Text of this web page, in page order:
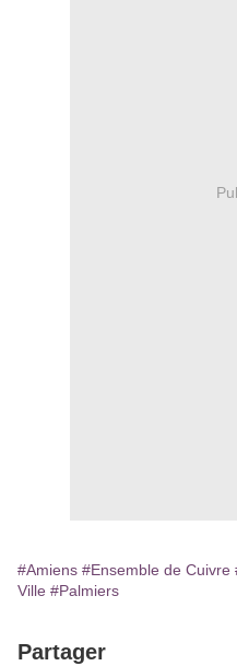
#Amiens #Ensemble de Cuivre
Ville #Palmiers
Partager